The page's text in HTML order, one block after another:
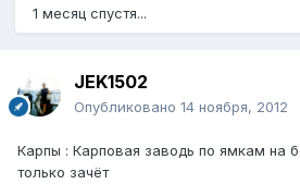
1 месяц спустя...
JEK1502
Опубликовано 14 ноября, 2012
Карпы : Карповая заводь по ямкам на
только зачёт